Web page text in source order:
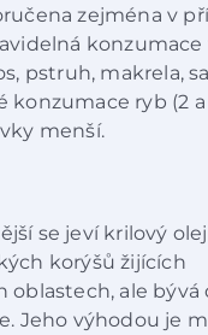
zejména v
pstruh, makrela,
konzumace ryb (2
menší.
se jeví krilový
korýšů žijících
ale bývá
Jeho výhodou je